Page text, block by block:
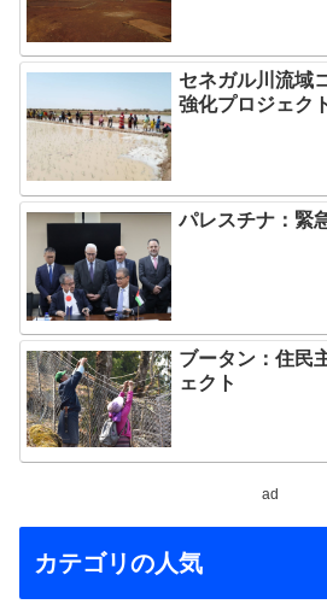
セネガル川流域
強化プロジェク
パレスチナ：緊
ブータン：住民
ェクト
ad
カテゴリの人気